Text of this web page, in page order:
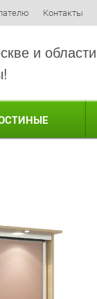
Контакты
и области